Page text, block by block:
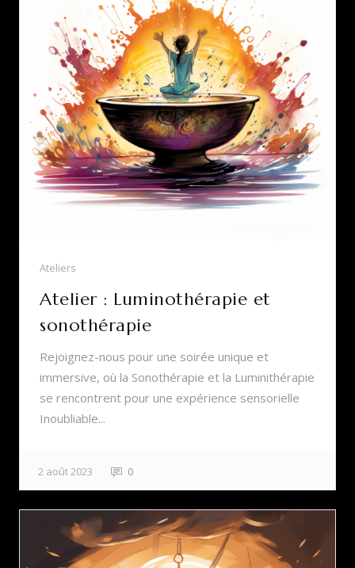
Ateliers
Atelier : Luminothérapie et
sonothérapie
Rejoignez-nous pour une soirée unique et
immersive, où la Sonothérapie et la Luminithérapie
se rencontrent pour une expérience sensorielle
Inoubliable...
2 août 2023 0